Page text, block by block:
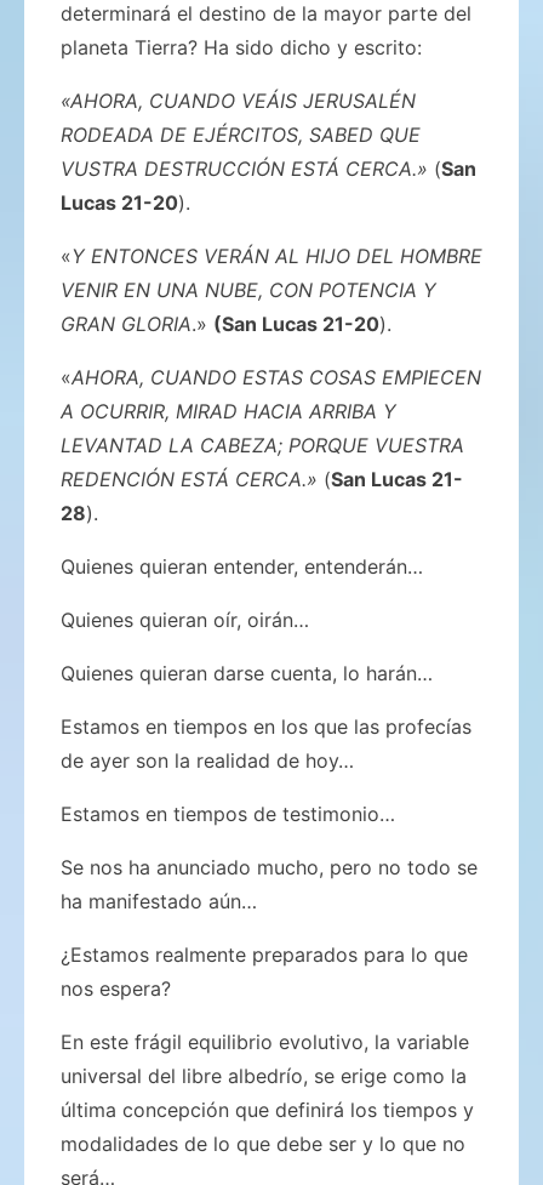
determinará el destino de la mayor parte del
planeta Tierra? Ha sido dicho y escrito:
«AHORA, CUANDO VEÁIS JERUSALÉN
RODEADA DE EJÉRCITOS, SABED QUE
VUSTRA DESTRUCCIÓN ESTÁ CERCA.» (San
Lucas 21-20).
«Y ENTONCES VERÁN AL HIJO DEL HOMBRE
VENIR EN UNA NUBE, CON POTENCIA Y
GRAN GLORIA.» (San Lucas 21-20).
«AHORA, CUANDO ESTAS COSAS EMPIECEN
A OCURRIR, MIRAD HACIA ARRIBA Y
LEVANTAD LA CABEZA; PORQUE VUESTRA
REDENCIÓN ESTÁ CERCA.» (San Lucas 21-
28).
Quienes quieran entender, entenderán…
Quienes quieran oír, oirán…
Quienes quieran darse cuenta, lo harán…
Estamos en tiempos en los que las profecías
de ayer son la realidad de hoy…
Estamos en tiempos de testimonio…
Se nos ha anunciado mucho, pero no todo se
ha manifestado aún…
¿Estamos realmente preparados para lo que
nos espera?
En este frágil equilibrio evolutivo, la variable
universal del libre albedrío, se erige como la
última concepción que definirá los tiempos y
modalidades de lo que debe ser y lo que no
será…